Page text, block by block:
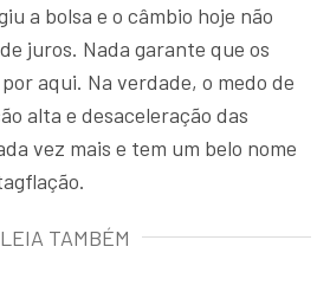
a bolsa e o câmbio hoje não
juros. Nada garante que os
aqui. Na verdade, o medo de
alta e desaceleração das
vez mais e tem um belo nome
LEIA TAMBÉM